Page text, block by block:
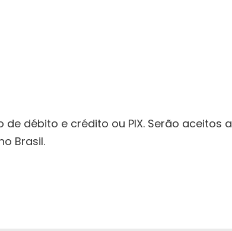
débito e crédito ou PIX. Serão aceitos a
Brasil.